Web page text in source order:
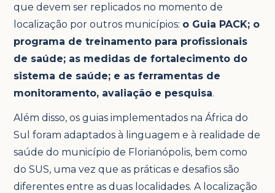
que devem ser replicados no momento de
localização por outros municípios: o Guia PACK; o
programa de treinamento para profissionais
de saúde; as medidas de fortalecimento do
sistema de saúde; e as ferramentas de
monitoramento, avaliação e pesquisa.
Além disso, os guias implementados na África do
Sul foram adaptados à linguagem e à realidade de
saúde do município de Florianópolis, bem como
do SUS, uma vez que as práticas e desafios são
diferentes entre as duas localidades. A localização